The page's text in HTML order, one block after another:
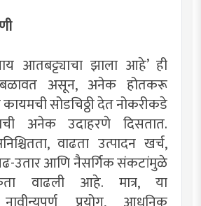
आतबट्ट्याचा झाला आहे‌’ ही
बळावत असून, अनेक होतकरू
सोडचिठ्ठी देत नोकरीकडे
अनेक उदाहरणे दिसतात.
वाढता उत्पादन खर्च,
उतार आणि नैसर्गिक संकटांमुळे
वाढली आहे. मात्र, या